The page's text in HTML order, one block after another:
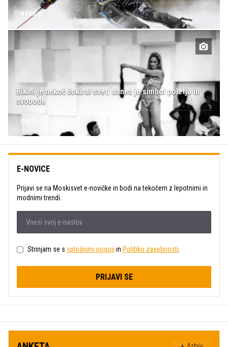
NOVICE
Bikini je nekoč šokiral svet: danes je simbol poletja in
svobode
SVET
E-NOVICE
Prijavi se na Moskisvet e-novičke in bodi na tekočem z lepotnimi in
modnimi trendi.
Strinjam se s splošnimi pogoji in Politiko zasebnosti.
PRIJAVI SE